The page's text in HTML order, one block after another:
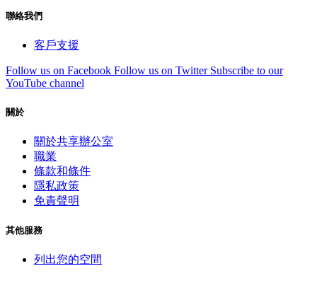
聯絡我們
客戶支援
Follow us on Facebook Follow us on Twitter Subscribe to our
YouTube channel
關於
關於共享辦公室
職業
條款和條件
隱私政策
免責聲明
其他服務
列出您的空間